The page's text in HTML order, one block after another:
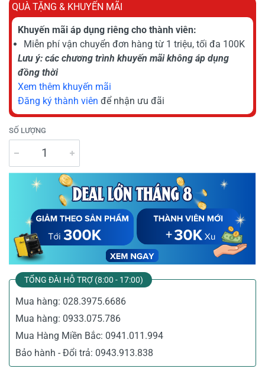
QUÀ TẶNG & KHUYẾN MÃI
Khuyến mãi áp dụng riêng cho thành viên:
Miễn phí vận chuyển đơn hàng từ 1 triệu, tối đa 100K
Lưu ý: các chương trình khuyến mãi không áp dụng
đồng thời
Xem thêm khuyến mãi
Đăng ký thành viên để nhận ưu đãi
SỐ LƯỢNG
TỔNG ĐÀI HỖ TRỢ (8:00 - 17:00)
Mua hàng: 028.3975.6686
Mua hàng: 0933.075.786
Mua Hàng Miền Bắc: 0941.011.994
Bảo hành - Đổi trả: 0943.913.838